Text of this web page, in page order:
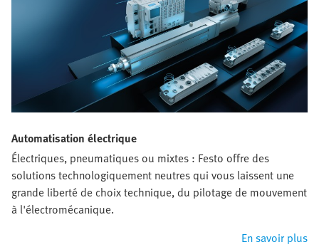
Automatisation électrique
Électriques, pneumatiques ou mixtes : Festo offre des
solutions technologiquement neutres qui vous laissent une
grande liberté de choix technique, du pilotage de mouvement
à l'électromécanique.
En savoir plus